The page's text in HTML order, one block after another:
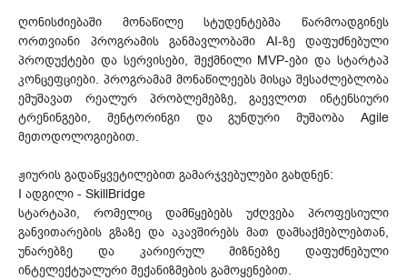
ღონისძიებაში მონაწილე სტუდენტებმა წარმოადგინეს
ორთვიანი პროგრამის განმავლობაში AI-ზე დაფუძნებული
პროდუქტები და სერვისები, შექმნილი MVP-ები და სტარტაპ
კონცეფციები. პროგრამამ მონაწილეებს მისცა შესაძლებლობა
ემუშავათ რეალურ პრობლემებზე, გაევლოთ ინტენსიური
ტრენინგები, მენტორინგი და გუნდური მუშაობა Agile
მეთოდოლოგიებით.
ჟიურის გადაწყვეტილებით გამარჯვებულები გახდნენ:
I ადგილი - SkillBridge
სტარტაპი, რომელიც დამწყებებს უძღვება პროფესიული
განვითარების გზაზე და აკავშირებს მათ დამსაქმებლებთან,
უნარებზე და კარიერულ მიზნებზე დაფუძნებული
ინტელექტუალური მექანიზმების გამოყენებით.